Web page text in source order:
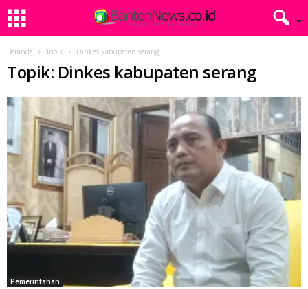
Beranda Topik Dinkes kabupaten serang
Topik: Dinkes kabupaten serang
Pemerintahan